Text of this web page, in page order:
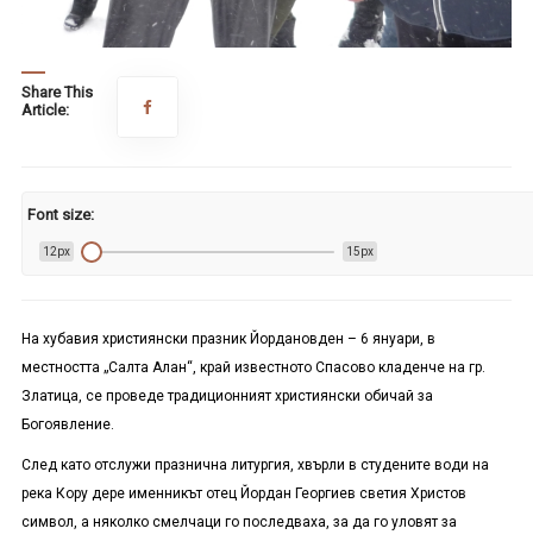
Share This
Article:
Font size:
12px 15px
На хубавия християнски празник Йордановден – 6 януари, в
местността „Салта Алан“, край известното Спасово кладенче на гр.
Златица, се проведе традиционният християнски обичай за
Богоявление.
След като отслужи празнична литургия, хвърли в студените води на
река Кору дере именникът отец Йордан Георгиев светия Христов
символ, а няколко смелчаци го последваха, за да го уловят за